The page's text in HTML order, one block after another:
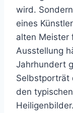
wird.
eines
alten Meister
Ausstellung
Jahrhundert
Selbstporträt
den